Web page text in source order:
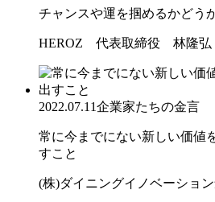
チャンスや運を掴めるかどう
HEROZ 代表取締役 林隆弘
2022.07.11企業家たちの金言
常に今までにない新しい価値
すこと
(株)ダイニングイノベーショ